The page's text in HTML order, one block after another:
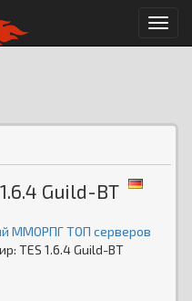
Меню
Guild-BT
ММОРПГ ТОП серверов
TES 1.6.4 Guild-BT